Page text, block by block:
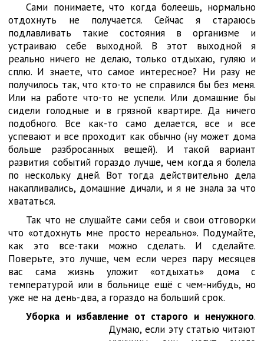
Сами понимаете, что когда болеешь, нормально
отдохнуть не получается. Сейчас я стараюсь
подлавливать такие состояния в организме и
устраиваю себе выходной. В этот выходной я
реально ничего не делаю, только отдыхаю, гуляю и
сплю. И знаете, что самое интересное? Ни разу не
получилось так, что кто-то не справился бы без меня.
Или на работе что-то не успели. Или домашние бы
сидели голодные и в грязной квартире. Да ничего
подобного. Все как-то само делается, все и все
успевают и все проходит как обычно (ну может дома
больше разбросанных вещей). И такой вариант
развития событий гораздо лучше, чем когда я болела
по нескольку дней. Вот тогда действительно дела
накапливались, домашние дичали, и я не знала за что
хвататься.
Так что не слушайте сами себя и свои отговорки
что «отдохнуть мне просто нереально». Подумайте,
как это все-таки можно сделать. И сделайте.
Поверьте, это лучше, чем если через пару месяцев
вас сама жизнь уложит «отдыхать» дома с
температурой или в больнице ещё с чем-нибудь, но
уже не на день-два, а гораздо на больший срок.
Уборка и избавление от старого и ненужного.
Думаю, если этустатью читают